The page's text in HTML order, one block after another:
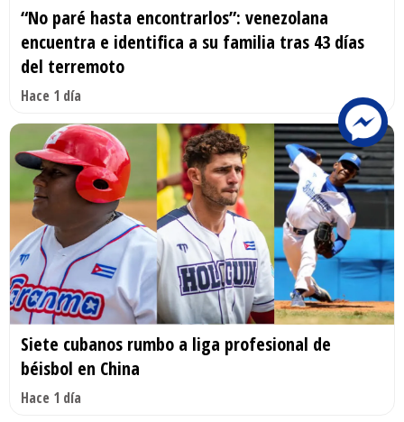
“No paré hasta encontrarlos”: venezolana
encuentra e identifica a su familia tras 43 días
del terremoto
Hace 1 día
Siete cubanos rumbo a liga profesional de
béisbol en China
Hace 1 día